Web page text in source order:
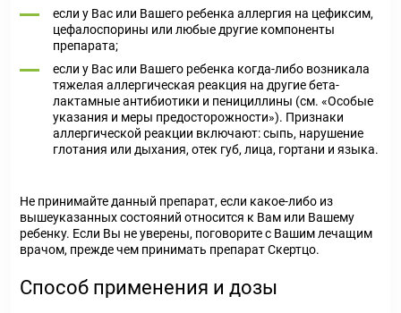
если у Вас или Вашего ребенка аллергия на цефиксим,
цефалоспорины или любые другие компоненты
препарата;
если у Вас или Вашего ребенка когда-либо возникала
тяжелая аллергическая реакция на другие бета-
лактамные антибиотики и пенициллины (см. «Особые
указания и меры предосторожности»). Признаки
аллергической реакции включают: сыпь, нарушение
глотания или дыхания, отек губ, лица, гортани и языка.
Не принимайте данный препарат, если какое-либо из
вышеуказанных состояний относится к Вам или Вашему
ребенку. Если Вы не уверены, поговорите с Вашим лечащим
врачом, прежде чем принимать препарат Скертцо.
Способ применения и дозы